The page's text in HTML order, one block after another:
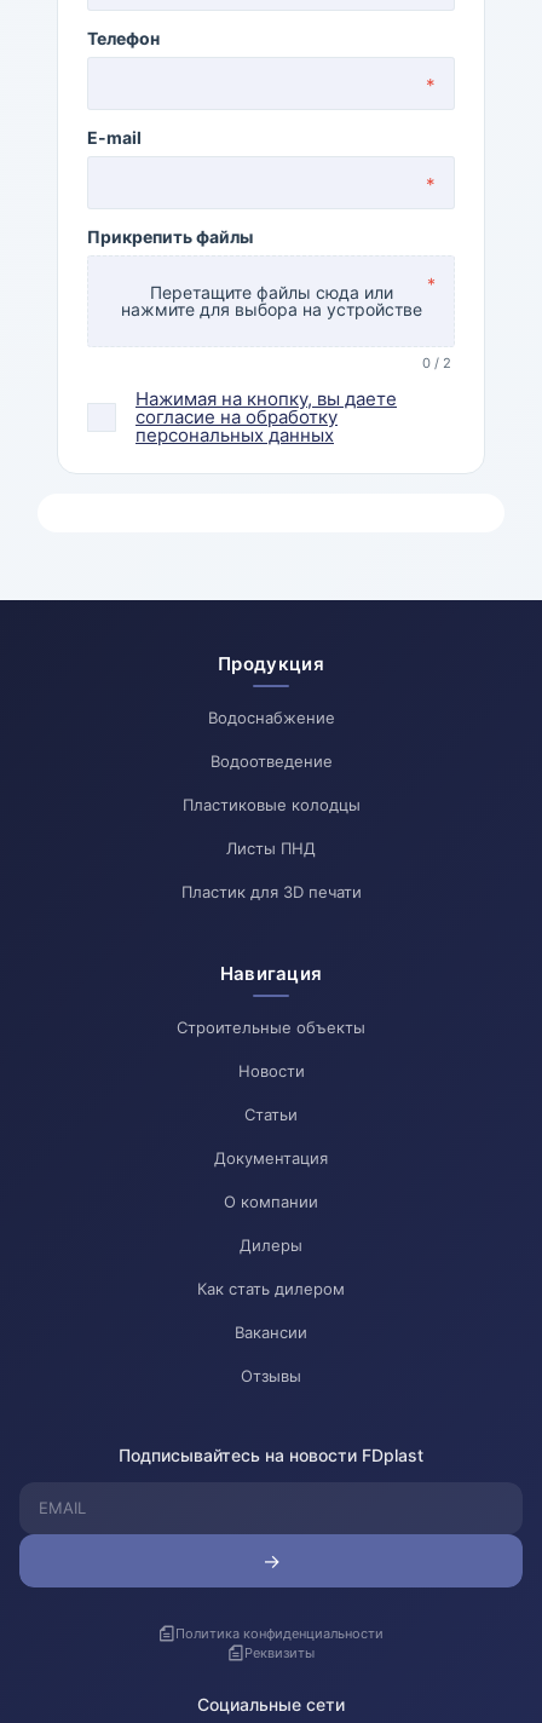
Телефон
*
E-mail
*
Прикрепить файлы
Перетащите файлы сюда или
нажмите для выбора на устройстве
*
0 / 2
Нажимая на кнопку, вы даете
согласие на обработку
персональных данных
Продукция
Водоснабжение
Водоотведение
Пластиковые колодцы
Листы ПНД
Пластик для 3D печати
Навигация
Строительные объекты
Новости
Статьи
Документация
О компании
Дилеры
Как стать дилером
Вакансии
Отзывы
Подписывайтесь на новости FDplast
→
Политика конфиденциальности
Реквизиты
Социальные сети